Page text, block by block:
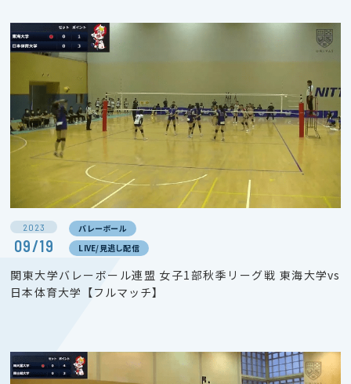
2023
09/19
バレーボール
LIVE/見逃し配信
関東大学バレーボール連盟 女子1部秋季リーグ戦 東海大学vs
日本体育大学【フルマッチ】